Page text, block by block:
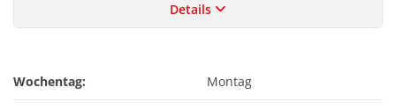
Details
Wochentag: Montag